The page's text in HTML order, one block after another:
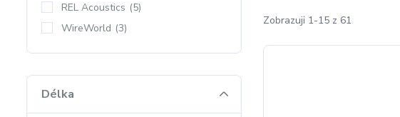
Zobrazuji 1-15 z 61
REL Acoustics (5)
WireWorld (3)
Délka